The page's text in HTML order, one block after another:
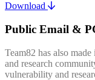
Download
Public Email &
Team82 has also
and research
vulnerability and